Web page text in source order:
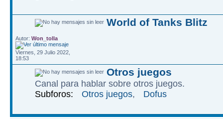
World of Tanks Blitz
Autor: Won_tolla
Viernes, 29 Julio 2022,
18:53
Otros juegos
Canal para hablar sobre otros juegos.
Subforos:
Otros juegos, Dofus